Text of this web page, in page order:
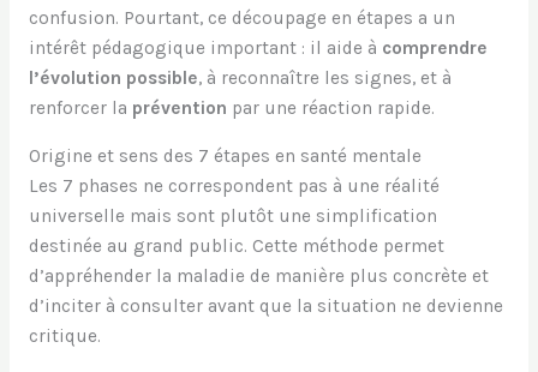
confusion. Pourtant, ce découpage en étapes a un
intérêt pédagogique important : il aide à comprendre
l’évolution possible, à reconnaître les signes, et à
renforcer la prévention par une réaction rapide.
Origine et sens des 7 étapes en santé mentale
Les 7 phases ne correspondent pas à une réalité
universelle mais sont plutôt une simplification
destinée au grand public. Cette méthode permet
d’appréhender la maladie de manière plus concrète et
d’inciter à consulter avant que la situation ne devienne
critique.